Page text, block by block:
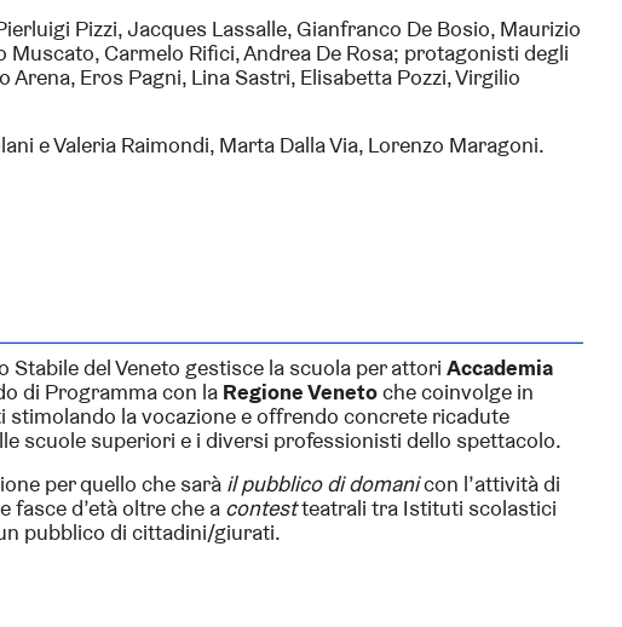
Pizzi, Jacques Lassalle, Gianfranco De Bosio, Maurizio
Carmelo Rifici, Andrea De Rosa; protagonisti degli
Eros Pagni, Lina Sastri, Elisabetta Pozzi, Virgilio
e Valeria Raimondi, Marta Dalla Via, Lorenzo Maragoni.
del Veneto gestisce la scuola per attori Accademia
di Programma con la Regione Venetoche coinvolge in
la vocazione e offrendo concrete ricadute
scuole superiori e i diversi professionisti dello spettacolo.
per quello che sarà il pubblico di domanicon l’attività di
fasce d’età oltre che a contestteatrali tra Istituti scolastici
pubblico di cittadini/giurati.